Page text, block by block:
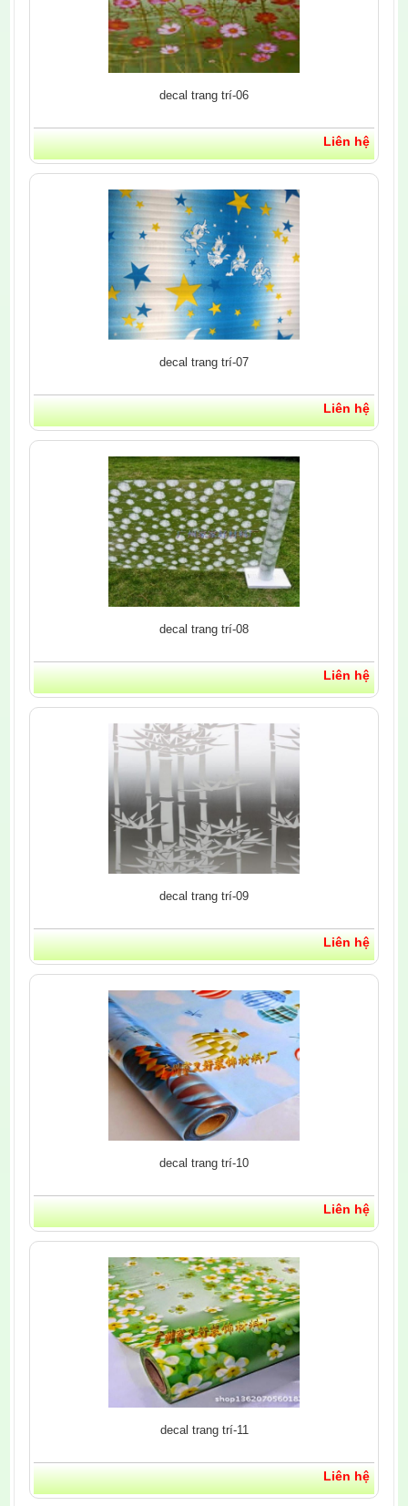
decal trang trí-06
Liên hệ
decal trang trí-07
Liên hệ
decal trang trí-08
Liên hệ
decal trang trí-09
Liên hệ
decal trang trí-10
Liên hệ
decal trang trí-11
Liên hệ